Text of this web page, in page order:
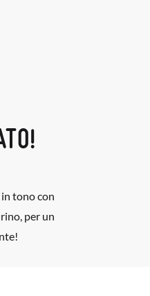
tono con
per un